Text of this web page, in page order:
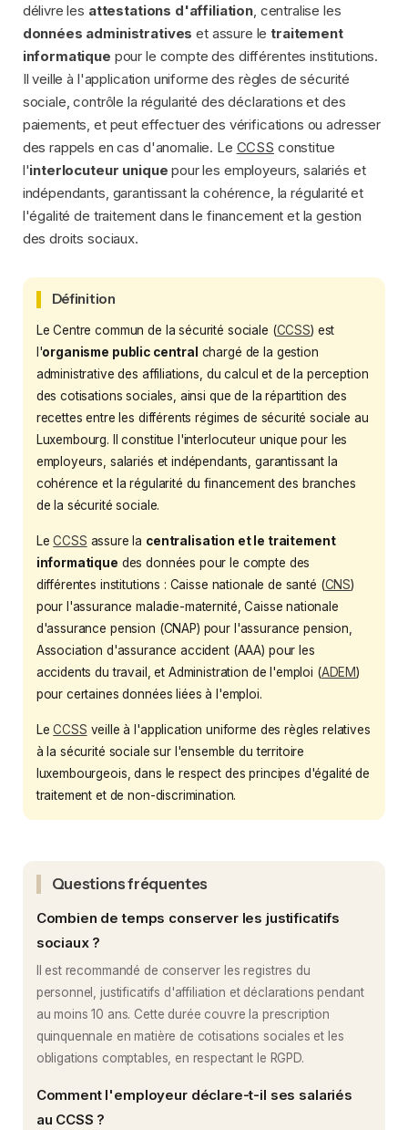
délivre les attestations d'affiliation , centralise les
données administratives et assure letraitement
informatique pour le compte des différentes institutions.
Il veille à l'application uniforme des règles de sécurité
sociale, contrôle la régularité des déclarations et des
paiements, et peut effectuer des vérifications ou adresser
des rappels en cas d'anomalie. Le CCSS constitue
l'interlocuteur unique pour les employeurs, salariés et
indépendants, garantissant la cohérence, la régularité et
l'égalité de traitement dans le financement et la gestion
des droits sociaux.
Définition
Le Centre commun de la sécurité sociale (CCSS) est
l'organisme public central chargé de la gestion
administrative des affiliations, du calcul et de la perception
des cotisations sociales, ainsi que de la répartition des
recettes entre les différents régimes de sécurité sociale au
Luxembourg. Il constitue l'interlocuteur unique pour les
employeurs, salariés et indépendants, garantissant la
cohérence et la régularité du financement des branches
de la sécurité sociale.
LeCCSS assure la centralisation et le traitement
informatique des données pour le compte des
différentes institutions : Caisse nationale de santé (CNS)
pour l'assurance maladie-maternité, Caisse nationale
d'assurance pension (CNAP) pour l'assurance pension,
Association d'assurance accident (AAA) pour les
accidents du travail, et Administration de l'emploi (ADEM)
pour certaines données liées à l'emploi.
LeCCSS veille à l'application uniforme des règles relatives
à la sécurité sociale sur l'ensemble du territoire
luxembourgeois, dans le respect des principes d'égalité de
traitement et de non-discrimination.
Questions fréquentes
Combien de temps conserver les justificatifs
sociaux ?
Il est recommandé de conserver les registres du
personnel, justificatifs d'affiliation et déclarations pendant
au moins 10 ans. Cette durée couvre la prescription
quinquennale en matière de cotisations sociales et les
obligations comptables, en respectant le RGPD.
Comment l'employeur déclare-t-il ses salariés
au CCSS ?